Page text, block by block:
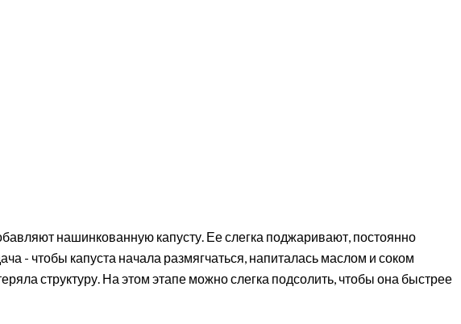
нашинкованную капусту. Ее слегка поджаривают, постоянно
- чтобы капуста начала размягчаться, напиталась маслом и соком
структуру. На этом этапе можно слегка подсолить, чтобы она быстрее